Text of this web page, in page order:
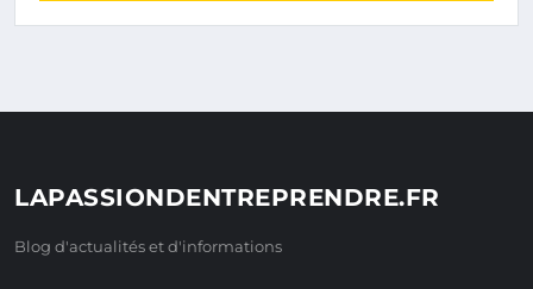
LAPASSIONDENTREPRENDRE.FR
Blog d'actualités et d'informations